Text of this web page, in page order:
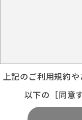
上記のご利用規約
以下の［同意